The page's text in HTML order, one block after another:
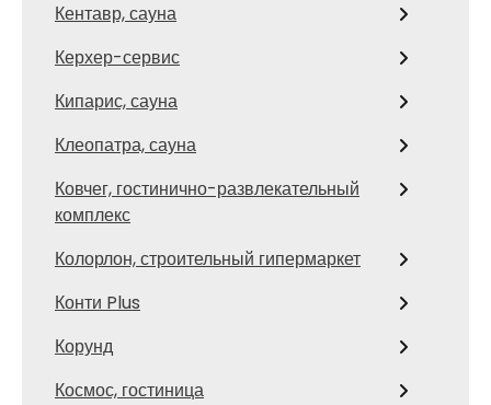
Кентавр, сауна
Керхер-сервис
Кипарис, сауна
Клеопатра, сауна
Ковчег, гостинично-развлекательный
комплекс
Колорлон, строительный гипермаркет
Конти Plus
Корунд
Космос, гостиница